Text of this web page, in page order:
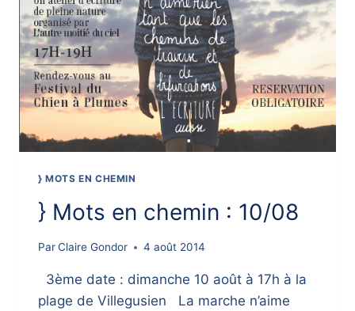
} MOTS EN CHEMIN
} Mots en chemin : 10/08
ParClaire Gondor 4 août 2014
3ème date : dimanche 10 août à 17h à la
plage de Villegusien La marche n’aime